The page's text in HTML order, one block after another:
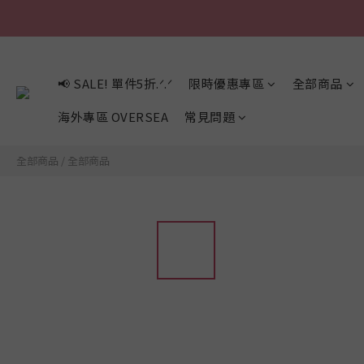
📢 SALE! 單件5折.ᐟ.ᐟ 限時優惠專區
全部商品
海外專區 OVERSEA
常見問題
全部商品 / 全部商品